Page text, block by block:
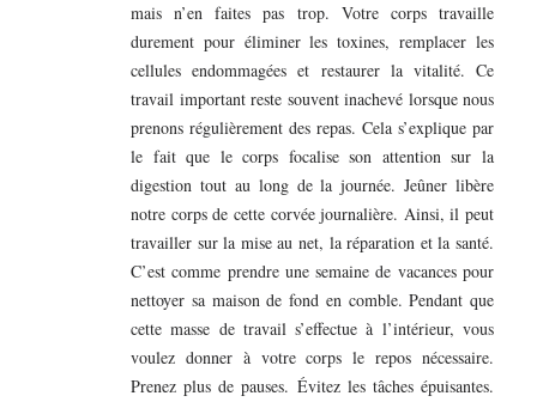
mais n’en faites pas trop. Votre corps travaille
durement pour éliminer les toxines, remplacer les
cellules endommagées et restaurer la vitalité. Ce
travail important reste souvent inachevé lorsque nous
prenons régulièrement des repas. Cela s’explique par
le fait que le corps focalise son attention sur la
digestion tout au long de la journée. Jeûner libère
notre corps de cette corvée journalière. Ainsi, il peut
travailler sur la mise au net, la réparation et la santé.
C’est comme prendre une semaine de vacances pour
nettoyer sa maison de fond en comble. Pendant que
cette masse de travail s’effectue à l’intérieur, vous
voulez donner à votre corps le repos nécessaire.
Prenez plus de pauses. Évitez les tâches épuisantes.